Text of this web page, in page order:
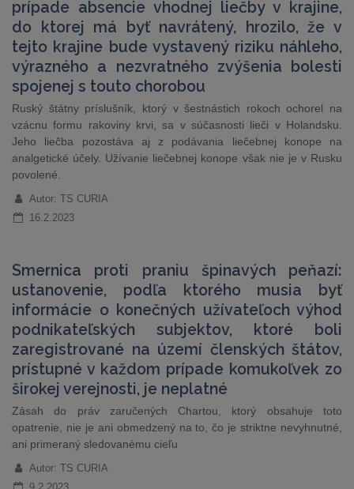
prípade absencie vhodnej liečby v krajine,
do ktorej má byť navrátený, hrozilo, že v
tejto krajine bude vystavený riziku náhleho,
výrazného a nezvratného zvýšenia bolesti
spojenej s touto chorobou
Ruský štátny príslušník, ktorý v šestnástich rokoch ochorel na
vzácnu formu rakoviny krvi, sa v súčasnosti lieči v Holandsku.
Jeho liečba pozostáva aj z podávania liečebnej konope na
analgetické účely. Užívanie liečebnej konope však nie je v Rusku
povolené.
Autor: TS CURIA
16.2.2023
Smernica proti praniu špinavých peňazí:
ustanovenie, podľa ktorého musia byť
informácie o konečných užívateľoch výhod
podnikateľských subjektov, ktoré boli
zaregistrované na území členských štátov,
prístupné v každom prípade komukoľvek zo
širokej verejnosti, je neplatné
Zásah do práv zaručených Chartou, ktorý obsahuje toto
opatrenie, nie je ani obmedzený na to, čo je striktne nevyhnutné,
ani primeraný sledovanému cieľu
Autor: TS CURIA